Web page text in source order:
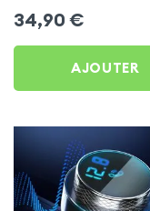
Allume-Cigare USB
C, Kit Main Libre
Multifonction -
34,90 €
AJOUTER